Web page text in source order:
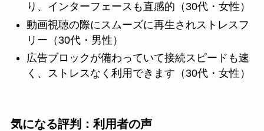
り、インターフェースも直感的（30代・女性）
動画視聴の際にスムーズに再生されストレスフ
リー（30代・男性）
広告ブロックが備わっていて接続スピードも速
く、ストレスなく利用できます（30代・女性）
気になる評判：利用者の声